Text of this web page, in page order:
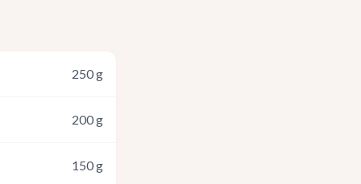
250g
200g
150g